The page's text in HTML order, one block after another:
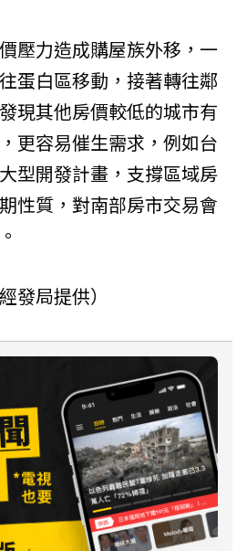
壓力造成購屋族外移，一
蛋白區移動，接著轉往鄰
現其他房價較低的城市有
更容易催生需求，例如台
型開發計畫，支撐區域房
性質，對南部房市交易會
發局提供）